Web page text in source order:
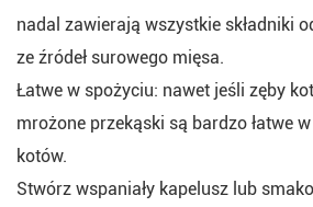
nadal zawierają wszystkie składniki
ze źródeł surowego mięsa.
Łatwe w spożyciu: nawet jeśli zęby
mrożone przekąski są bardzo łatwe
kotów.
Stwórz wspaniały kapelusz lub